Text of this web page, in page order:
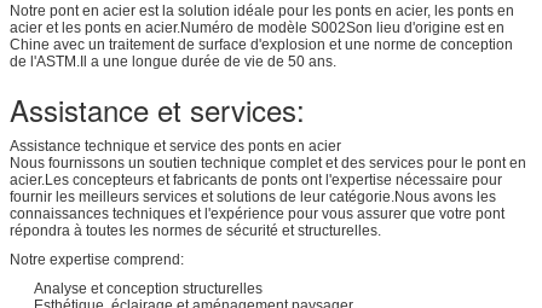
Notre pont en acier est la solution idéale pour les ponts en acier, les ponts en
acier et les ponts en acier.Numéro de modèle S002Son lieu d'origine est en
Chine avec un traitement de surface d'explosion et une norme de conception
de l'ASTM.Il a une longue durée de vie de 50 ans.
Assistance et services:
Assistance technique et service des ponts en acier
Nous fournissons un soutien technique complet et des services pour le pont en
acier.Les concepteurs et fabricants de ponts ont l'expertise nécessaire pour
fournir les meilleurs services et solutions de leur catégorie.Nous avons les
connaissances techniques et l'expérience pour vous assurer que votre pont
répondra à toutes les normes de sécurité et structurelles.
Notre expertise comprend:
Analyse et conception structurelles